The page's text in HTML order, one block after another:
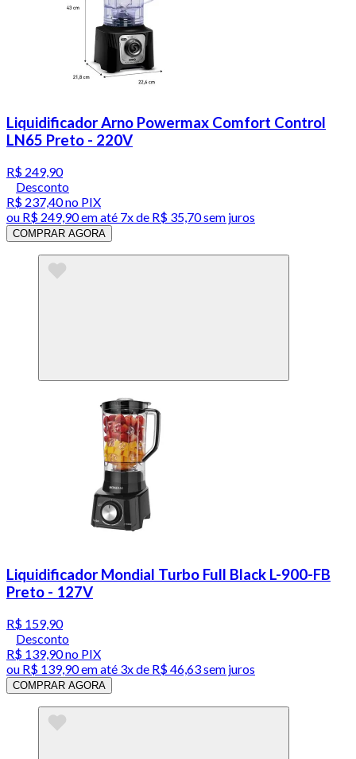
Liquidificador Arno Powermax Comfort Control
LN65 Preto - 220V
R$ 249,90
Desconto
R$ 237,40no PIX
ou R$ 249,90em até 7x de R$ 35,70 sem juros
COMPRAR AGORA
Liquidificador Mondial Turbo Full Black L-900-FB
Preto - 127V
R$ 159,90
Desconto
R$ 139,90no PIX
ou R$ 139,90em até 3x de R$ 46,63 sem juros
COMPRAR AGORA